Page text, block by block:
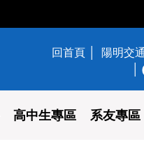
回首頁 陽明交
高中生專區 系友專區